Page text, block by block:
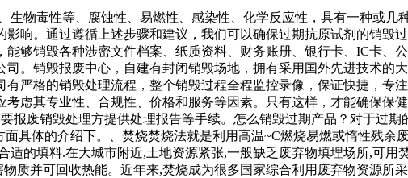
生物毒性等、腐蚀性、易燃性、感染性、化学反应性，具有一种或几
响。通过遵循上述步骤和建议，我们可以确保过期抗原试剂的销毁
够销毁各种涉密文件档案、纸质资料、财务账册、银行卡、IC卡、
。销毁报废中心，自建有封闭销毁场地，拥有采用国外先进技术的
严格的销毁处理流程，整个销毁过程全程监控录像，保证快捷，专
虑其专业性、合规性、价格和服务等因素。只有这样，才能确保保
报废销毁处理方提供处理报告等手续。怎么销毁过期产品？对于过
具体的介绍下。、焚烧焚烧法就是利用高温~C燃烧易燃或惰性残余
的填料.在大城市附近,土地资源紧张,一般缺乏废弃物填埋场所,可用
质并可回收热能。近年来,焚烧成为很多国家综合利用废弃物资源所